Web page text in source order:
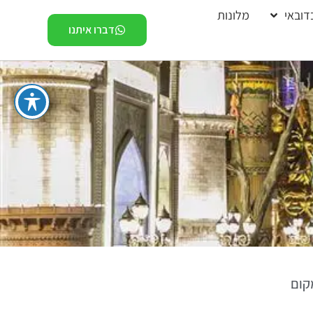
מלונות
דברו איתנו